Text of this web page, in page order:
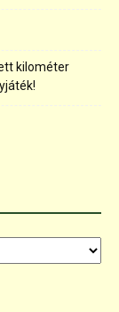
kilométer